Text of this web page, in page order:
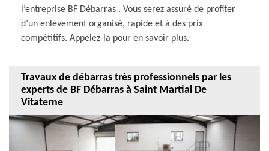
l’entreprise BF Débarras . Vous serez assuré de profiter
d’un enlèvement organisé, rapide et à des prix
compétitifs. Appelez-la pour en savoir plus.
Travaux de débarras très professionnels par les
experts de BF Débarras à Saint Martial De
Vitaterne